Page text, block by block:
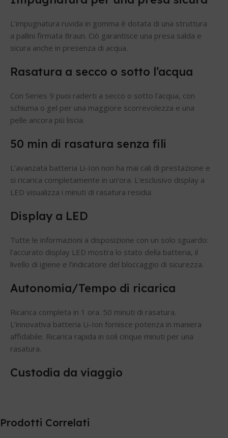
L’impugnatura ruvida in gomma è dotata di una struttura
a pallini firmata Braun. Ciò garantisce una presa salda e
sicura anche in presenza di acqua.
Rasatura a secco o sotto l’acqua
Con Series 9 puoi raderti a secco o sotto l’acqua, con
schiuma o gel per una maggiore scorrevolezza e una
pelle ancora più liscia.
50 min di rasatura senza fili
L’avanzata batteria Li-Ion non ha mai cali di prestazione e
si ricarica completamente in un’ora. L’esclusivo display a
LED visualizza i minuti di rasatura residui.
Display a LED
Tutte le informazioni a disposizione con un solo sguardo:
l’accurato display LED mostra lo stato della batteria, il
livello di igiene e l’indicatore del bloccaggio di sicurezza.
Autonomia/Tempo di ricarica
Ricarica completa in 1 ora. 50 minuti di rasatura.
L’innovativa batteria Li-Ion fornisce potenza in maniera
affidabile. Ricarica rapida in soli cinque minuti per una
rasatura.
Custodia da viaggio
Prodotti Correlati